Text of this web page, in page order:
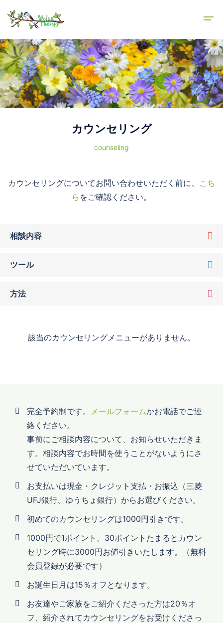
カウンセリング
counseling
カウンセリングについてお問い合わせいただく前に、 こち
ら をご確認ください。
相談内容
ツール
方法
該当のカウンセリングメニューがありません。
完全予約制です。 メールフォームかお電話でご連
絡ください。
事前にご相談内容について、お知らせいただきま
す。相談内容でお時間を使うことがないようにさ
せていただいています。
お支払いは現金・クレジット支払・お振込（三菱
UFJ銀行、ゆうちょ銀行）からお選びください。
初めてのカウンセリングは1000円引きです。
1000円で1ポイント、30ポイントたまるとカウン
セリング時に3000円お値引きいたします。（無料
会員登録が必要です）
お誕生日月は15％オフとなります。
お友達やご家族をご紹介くださった方は20％オ
フ、紹介されてカウンセリングをお受けくださっ